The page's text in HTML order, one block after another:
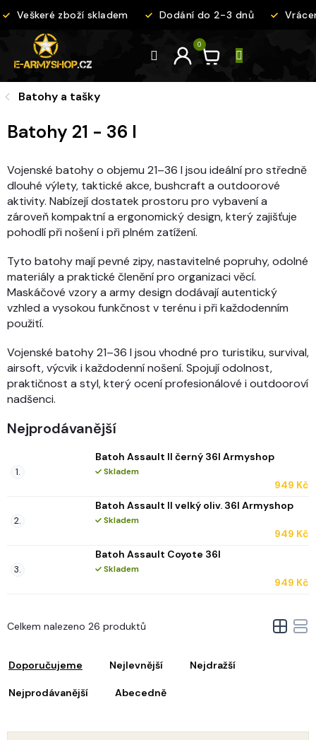
naVeškeré zboží skladem Dodání do 2-3 dnů
Batohy a tašky
Batohy 21 - 36 l
Vojenské batohy o objemu 21–36 l jsou ideální pro středně
dlouhé výlety, taktické akce, bushcraft a outdoorové
aktivity. Nabízejí dostatek prostoru pro vybavení a
zároveň kompaktní a ergonomický design, který zajišťuje
pohodlí při nošení i při plném zatížení.
Tyto batohy mají pevné zipy, nastavitelné popruhy, odolné
materiály a praktické členění pro organizaci věcí.
Maskáčové vzory a army design dodávají autentický
vzhled a vysokou funkčnost v terénu i při každodenním
použití.
Vojenské batohy 21–36 l jsou vhodné pro turistiku, survival,
airsoft, výcvik i každodenní nošení. Spojují odolnost,
praktičnost a styl, který ocení profesionálové i outdooroví
nadšenci.
Nejprodávanější
Batoh Assault II černý 36l Armyshop
Skladem
949 Kč
Batoh Assault II velký oliv. 36l Armyshop
Skladem
949 Kč
Batoh Assault Coyote 36l
Skladem
949 Kč
Doporučujeme Nejlevnější Nejdražší
Nejprodávanější Abecedně
Celkem nalezeno 26 produktů
V
ý
i
p
o